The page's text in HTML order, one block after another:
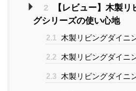
2
【レビュー】木製リ
グシリーズの使い心地
2.1 木製リビングダイニ
2.2 木製リビングダイニ
2.3 木製リビングダイニ